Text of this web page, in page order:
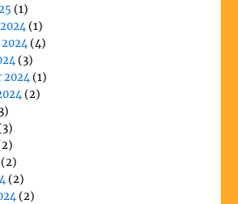
(1)
(1)
(4)
(3)
2024(1)
(2)
(2)
(2)